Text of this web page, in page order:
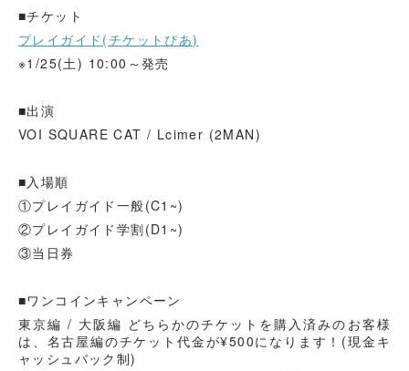
■チケット
プレイガイド(チケットぴあ)
※1/25(土) 10:00～発売
■出演
VOI SQUARE CAT / Lcimer (2MAN)
■入場順
①プレイガイド一般(C1~)
②プレイガイド学割(D1~)
③当日券
■ワンコインキャンペーン
東京編 / 大阪編 どちらかのチケットを購入済みのお客様
は、名古屋編のチケット代金が¥500になります！(現金キ
ャッシュバック制)